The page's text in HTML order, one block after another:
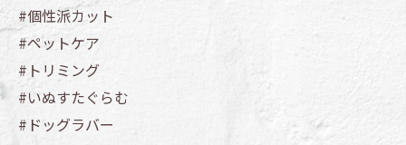
#個性派カット
#ペットケア
#トリミング
#いぬすたぐらむ
#ドッグラバー